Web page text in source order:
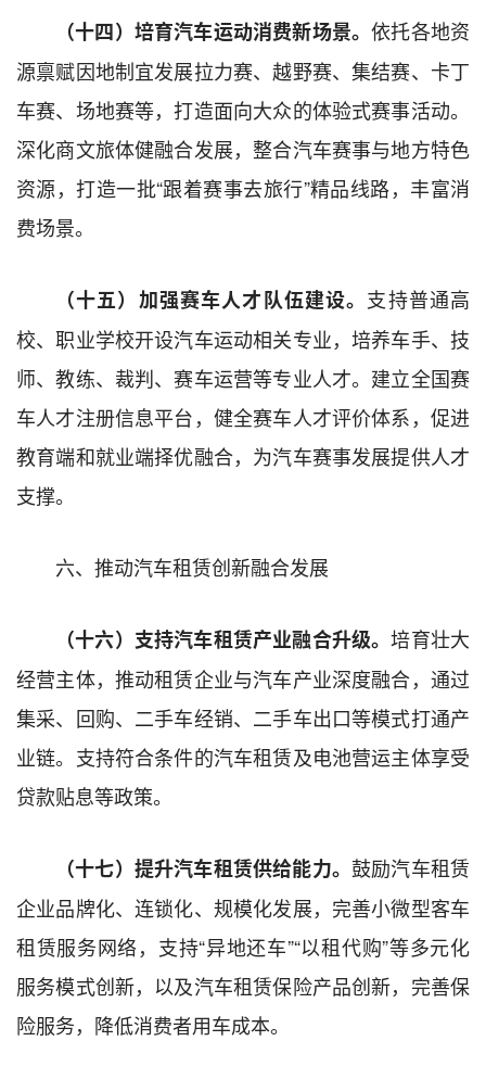
（十四）培育汽车运动消费新场景。依托各地资
源禀赋因地制宜发展拉力赛、越野赛、集结赛、卡丁
车赛、场地赛等，打造面向大众的体验式赛事活动。
深化商文旅体健融合发展，整合汽车赛事与地方特色
资源，打造一批“跟着赛事去旅行”精品线路，丰富消
费场景。
（十五）加强赛车人才队伍建设。 支持普通高
校、职业学校开设汽车运动相关专业，培养车手、技
师、教练、裁判、赛车运营等专业人才。建立全国赛
车人才注册信息平台，健全赛车人才评价体系，促进
教育端和就业端择优融合，为汽车赛事发展提供人才
支撑。
六、推动汽车租赁创新融合发展
（十六） 支持汽车租赁产业融合升级。培育壮大
经营主体，推动租赁企业与汽车产业深度融合，通过
集采、回购、二手车经销、二手车出口等模式打通产
业链。支持符合条件的汽车租赁及电池营运主体享受
贷款贴息等政策。
（十七） 提升汽车租赁供给能力。鼓励汽车租赁
企业品牌化、连锁化、规模化发展，完善小微型客车
租赁服务网络，支持“异地还车”“以租代购”等多元化
服务模式创新，以及汽车租赁保险产品创新，完善保
险服务，降低消费者用车成本。